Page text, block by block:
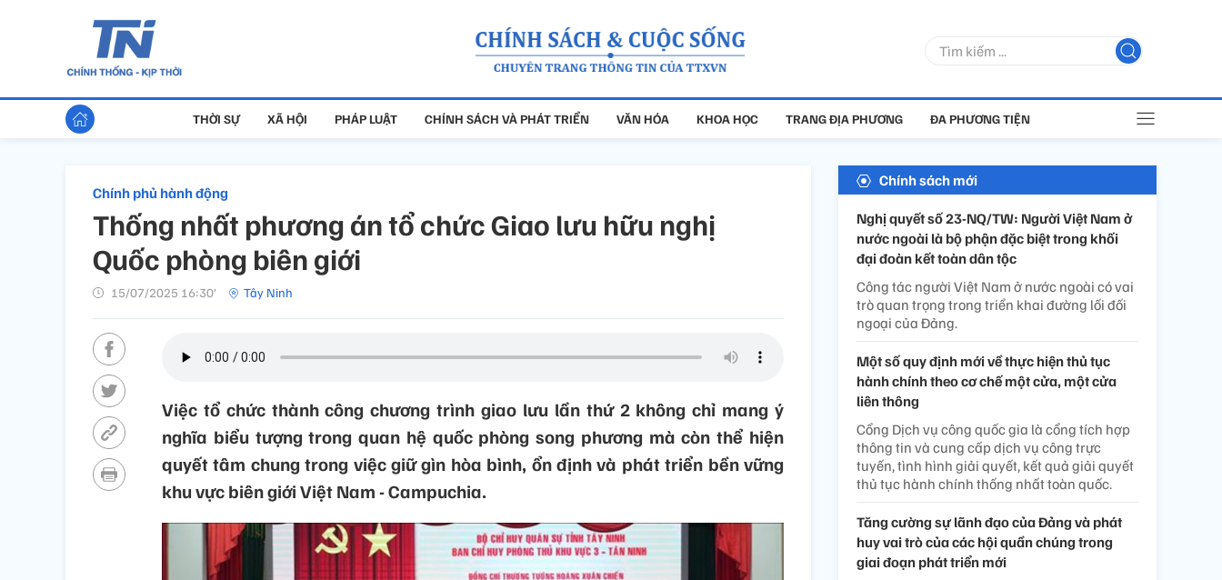
THỜI SỰ XÃ HỘI PHÁP LUẬT CHÍNH SÁCH VÀ PHÁT TRIỂN VĂN HÓA KHOA HỌC TRANG ĐỊA PHƯƠNG ĐA PHƯƠNG TIỆN
Chính phủ hành động
Thống nhất phương án tổ chức Giao lưu hữu nghị
Quốc phòng biên giới
15/07/2025 16:30’ Tây Ninh
Việc tổ chức thành công chương trình giao lưu lần thứ 2 không chỉ mang ý
nghĩa biểu tượng trong quan hệ quốc phòng song phương mà còn thể hiện
quyết tâm chung trong việc giữ gìn hòa bình, ổn định và phát triển bền vững
khu vực biên giới Việt Nam - Campuchia.
Chính sách mới
Nghị quyết số 23-NQ/TW: Người Việt Nam ở
nước ngoài là bộ phận đặc biệt trong khối
đại đoàn kết toàn dân tộc
Công tác người Việt Nam ở nước ngoài có vai
trò quan trọng trong triển khai đường lối đối
ngoại của Đảng.
Một số quy định mới về thực hiện thủ tục
hành chính theo cơ chế một cửa, một cửa
liên thông
Cổng Dịch vụ công quốc gia là cổng tích hợp
thông tin và cung cấp dịch vụ công trực
tuyến, tình hình giải quyết, kết quả giải quyết
thủ tục hành chính thống nhất toàn quốc.
Tăng cường sự lãnh đạo của Đảng và phát
huy vai trò của các hội quần chúng trong
giai đoạn phát triển mới